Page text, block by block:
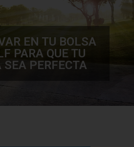
EN TU BOLSA
PARA QUE TU
SEA PERFECTA